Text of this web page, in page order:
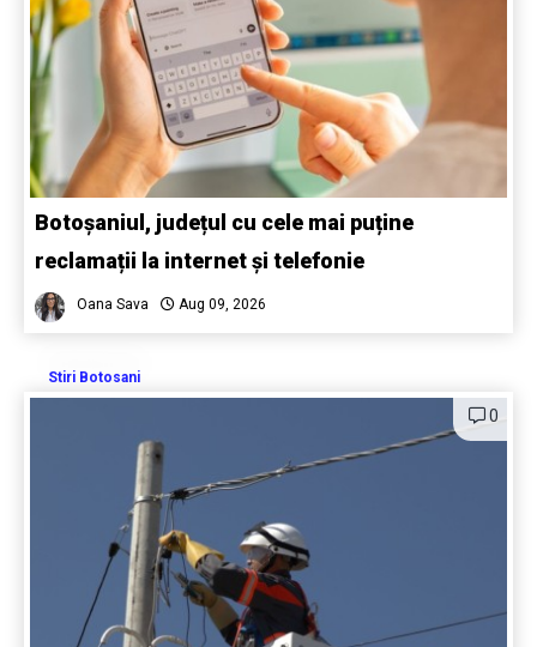
Botoșaniul, județul cu cele mai puține
reclamații la internet și telefonie
Oana Sava Aug 09, 2026
Stiri Botosani
0